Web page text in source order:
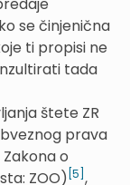
se činjenična
ti propisi ne
tada
štete ZR
prava
Zakona o
ZOO) [5] ,